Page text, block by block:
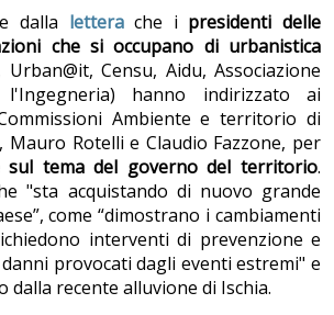
dalla lettera che i presidenti delle
che si occupano di urbanistica
Censu, Aidu, Associazione
hanno indirizzato ai
Ambiente e territorio di
Mauro Rotelli e Claudio Fazzone, per
sul tema del governo del territorio.
"sta acquistando di nuovo grande
come “dimostrano i cambiamenti
interventi di prevenzione e
provocati dagli eventi estremi" e
dalla recente alluvione di Ischia.